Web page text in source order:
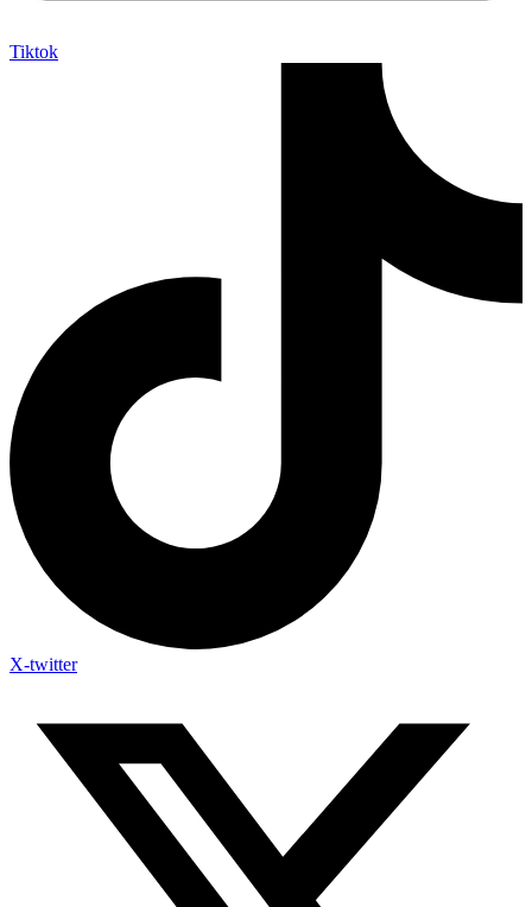
Tiktok
X-twitter